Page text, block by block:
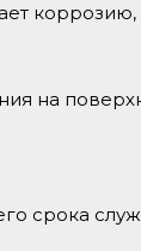
на
срока